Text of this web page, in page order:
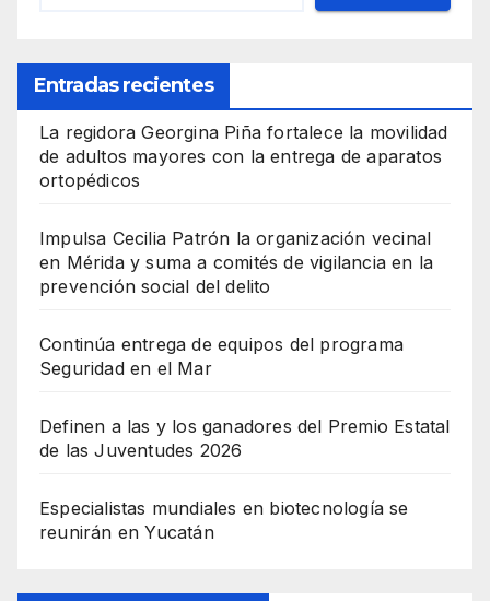
Entradas recientes
La regidora Georgina Piña fortalece la movilidad
de adultos mayores con la entrega de aparatos
ortopédicos
Impulsa Cecilia Patrón la organización vecinal
en Mérida y suma a comités de vigilancia en la
prevención social del delito
Continúa entrega de equipos del programa
Seguridad en el Mar
Definen a las y los ganadores del Premio Estatal
de las Juventudes 2026
Especialistas mundiales en biotecnología se
reunirán en Yucatán